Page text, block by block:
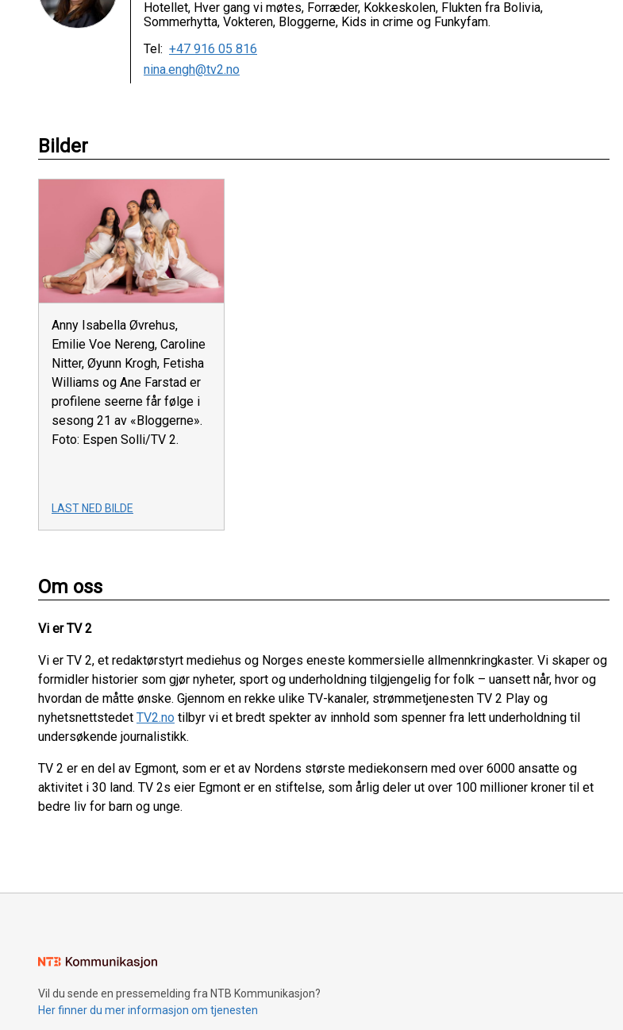
Hotellet, Hver gang vi møtes, Forræder, Kokkeskolen, Flukten fra Bolivia,
Sommerhytta, Vokteren, Bloggerne, Kids in crime og Funkyfam.
Tel: +47 916 05 816
nina.engh@tv2.no
Bilder
Anny Isabella Øvrehus,
Emilie Voe Nereng, Caroline
Nitter, Øyunn Krogh, Fetisha
Williams og Ane Farstad er
profilene seerne får følge i
sesong 21 av «Bloggerne».
Foto: Espen Solli/TV 2.
LAST NED BILDE
Om oss
Vi er TV 2
Vi er TV 2, et redaktørstyrt mediehus og Norges eneste kommersielle allmennkringkaster. Vi skaper og
formidler historier som gjør nyheter, sport og underholdning tilgjengelig for folk – uansett når, hvor og
hvordan de måtte ønske. Gjennom en rekke ulike TV-kanaler, strømmetjenesten TV 2 Play og
nyhetsnettstedet TV2.no tilbyr vi et bredt spekter av innhold som spenner fra lett underholdning til
undersøkende journalistikk.
TV 2 er en del av Egmont, som er et av Nordens største mediekonsern med over 6000 ansatte og
aktivitet i 30 land. TV 2s eier Egmont er en stiftelse, som årlig deler ut over 100 millioner kroner til et
bedre liv for barn og unge.
Vil du sende en pressemelding fra NTB Kommunikasjon?
Her finner du mer informasjon om tjenesten